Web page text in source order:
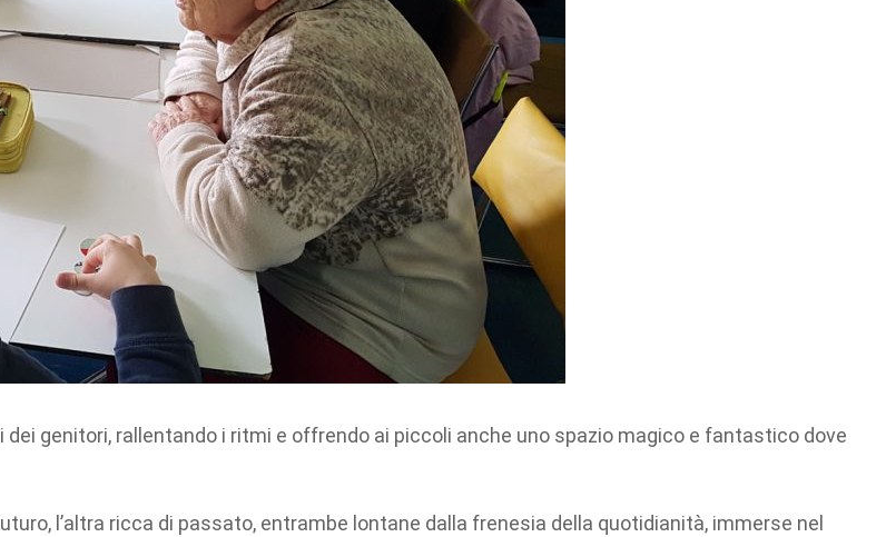
genitori, rallentando i ritmi e offrendo ai piccoli anche uno spazio magico e fantastico dove
l’altra ricca di passato, entrambe lontane dalla frenesia della quotidianità, immerse nel